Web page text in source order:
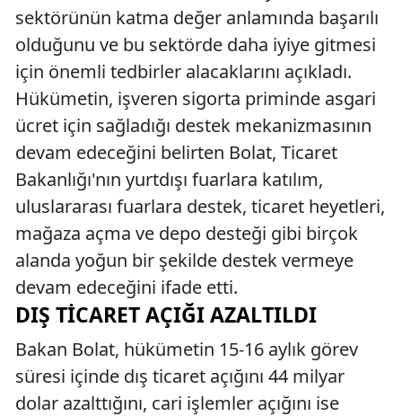
sektörünün katma değer anlamında başarılı
olduğunu ve bu sektörde daha iyiye gitmesi
için önemli tedbirler alacaklarını açıkladı.
Hükümetin, işveren sigorta priminde asgari
ücret için sağladığı destek mekanizmasının
devam edeceğini belirten Bolat, Ticaret
Bakanlığı'nın yurtdışı fuarlara katılım,
uluslararası fuarlara destek, ticaret heyetleri,
mağaza açma ve depo desteği gibi birçok
alanda yoğun bir şekilde destek vermeye
devam edeceğini ifade etti.
DIŞ TICARET AÇIĞI AZALTILDI
Bakan Bolat, hükümetin 15-16 aylık görev
süresi içinde dış ticaret açığını 44 milyar
dolar azalttığını, cari işlemler açığını ise